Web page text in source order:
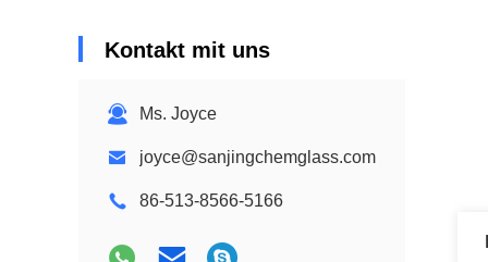
Kontakt mit uns
Ms. Joyce
joyce@sanjingchemglass.com
86-513-8566-5166